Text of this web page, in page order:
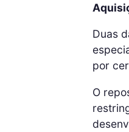
Duas
por
O